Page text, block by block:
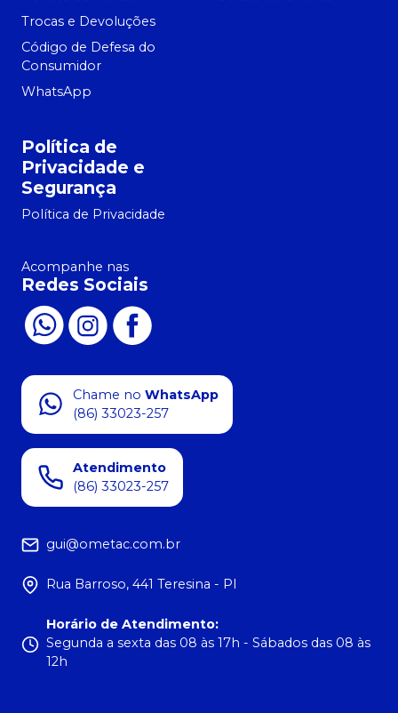
Trocas e Devoluções
Código de Defesa do
Consumidor
WhatsApp
Política de
Privacidade e
Segurança
Política de Privacidade
Acompanhe nas
Redes Sociais
Chame no WhatsApp
(86) 33023-257
Atendimento
(86) 33023-257
gui@ometac.com.br
Rua Barroso, 441 Teresina - PI
Horário de Atendimento:
Segunda a sexta das 08 às 17h - Sábados das 08 às
12h